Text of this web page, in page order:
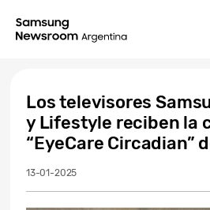
Los televisores
y Lifestyle reciben la
“EyeCare Circadian”
13-01-2025